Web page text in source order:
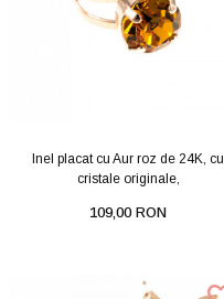
Inel placat cu Aur roz de 24K, cu
cristale originale,
109,00 RON